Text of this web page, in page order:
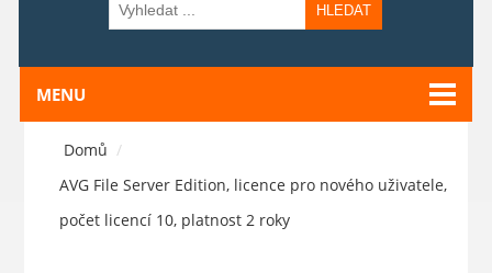
HLEDAT
MENU
Domů /
AVG File Server Edition, licence pro nového uživatele,
počet licencí 10, platnost 2 roky